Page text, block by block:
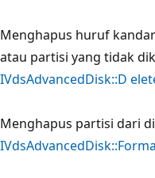
Menghapus huruf
atau partisi yang tidak
IVdsAdvancedDisk::D
Menghapus partisi dari